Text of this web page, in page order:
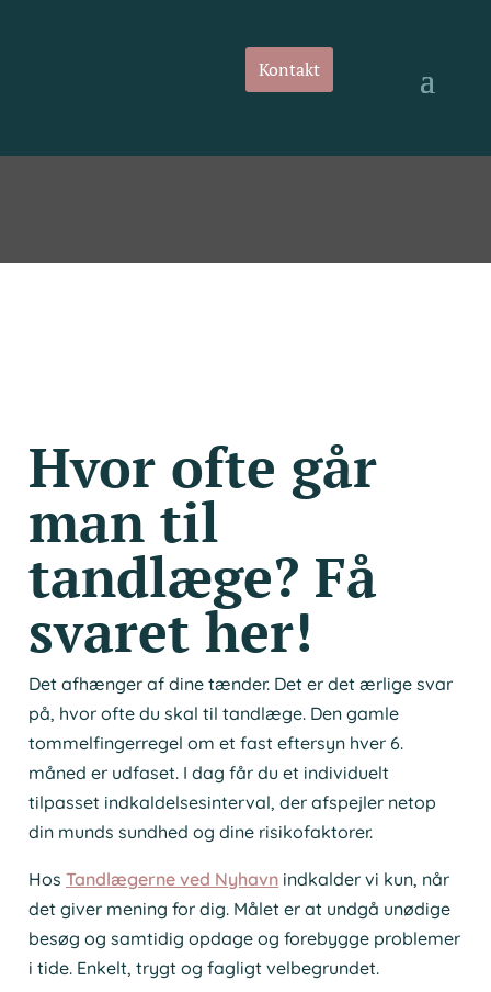
Kontakt
Hvor ofte går
man til
tandlæge? Få
svaret her!
Det afhænger af dine tænder. Det er det ærlige svar
på, hvor ofte du skal til tandlæge. Den gamle
tommelfingerregel om et fast eftersyn hver 6.
måned er udfaset. I dag får du et individuelt
tilpasset indkaldelsesinterval, der afspejler netop
din munds sundhed og dine risikofaktorer.
HosTandlægerne ved Nyhavn indkalder vi kun, når
det giver mening for dig. Målet er at undgå unødige
besøg og samtidig opdage og forebygge problemer
i tide. Enkelt, trygt og fagligt velbegrundet.